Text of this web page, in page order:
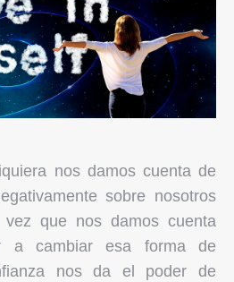
nos damos cuenta de
sobre nosotros
vez que nos damos cuenta
a cambiar esa forma de
nos da el poder de